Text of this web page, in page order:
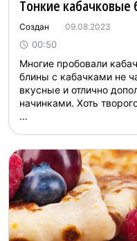
Тонкие кабачковые
Создан 09.08.2023
00:50
Многие пробовали
блины с кабачками не
вкусные и отлично
начинками. Хоть
...